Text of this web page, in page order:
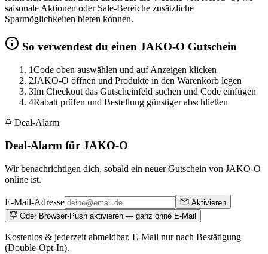
saisonale Aktionen oder Sale-Bereiche zusätzliche
Sparmöglichkeiten bieten können.
So verwendest du einen JAKO-O Gutschein
1Code oben auswählen und auf Anzeigen klicken
2JAKO-O öffnen und Produkte in den Warenkorb legen
3Im Checkout das Gutscheinfeld suchen und Code einfügen
4Rabatt prüfen und Bestellung günstiger abschließen
Deal-Alarm
Deal-Alarm für JAKO-O
Wir benachrichtigen dich, sobald ein neuer Gutschein von JAKO-O
online ist.
E-Mail-Adresse
Aktivieren
Oder Browser-Push aktivieren — ganz ohne E-Mail
Kostenlos & jederzeit abmeldbar. E-Mail nur nach Bestätigung
(Double-Opt-In).